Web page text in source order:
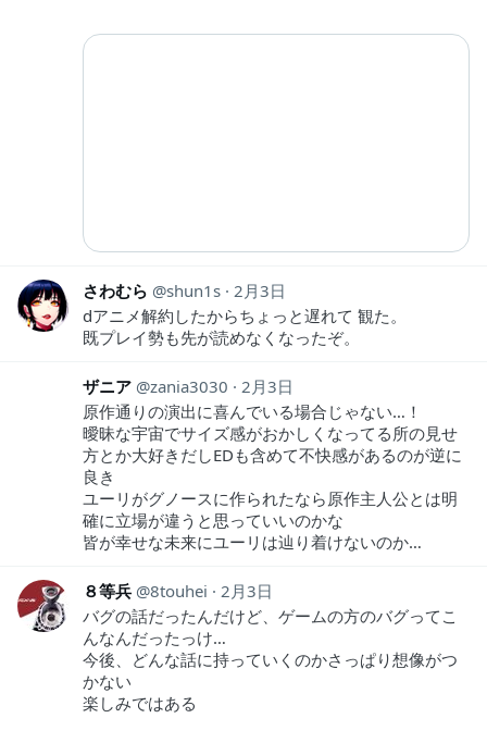
さわむら shun1s
2月3日
dアニメ解約したからちょっと遅れて 観た。
既プレイ勢も先が読めなくなったぞ。
ザニア zania3030
2月3日
原作通りの演出に喜んでいる場合じゃない…！
曖昧な宇宙でサイズ感がおかしくなってる所の見せ
方とか大好きだしEDも含めて不快感があるのが逆に
良き
ユーリがグノースに作られたなら原作主人公とは明
確に立場が違うと思っていいのかな
皆が幸せな未来にユーリは辿り着けないのか…
８等兵 8touhei
2月3日
バグの話だったんだけど、ゲームの方のバグってこ
んなんだったっけ…
今後、どんな話に持っていくのかさっぱり想像がつ
かない
楽しみではある